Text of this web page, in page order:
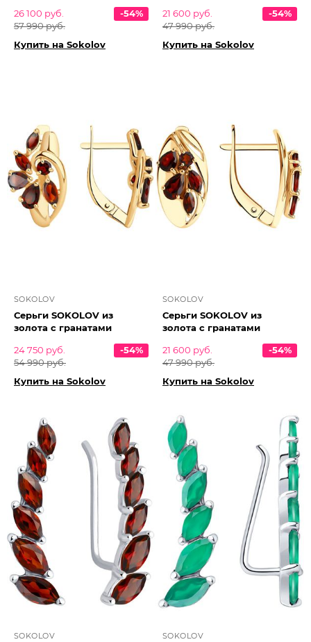
26 100 руб.
57 990 руб.
-54%
Купить на Sokolov
21 600 руб.
47 990 руб.
-54%
Купить на Sokolov
SOKOLOV
Серьги SOKOLOV из
золота с гранатами
24 750 руб.
54 990 руб.
-54%
Купить на Sokolov
SOKOLOV
Серьги SOKOLOV из
золота с гранатами
21 600 руб.
47 990 руб.
-54%
Купить на Sokolov
SOKOLOV SOKOLOV